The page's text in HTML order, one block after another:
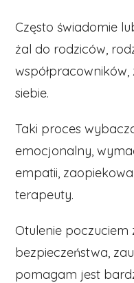
Często świadomie
żal do rodziców,
siebie.
Taki proces
emocjonalny,
empatii,
terapeuty.
Otulenie poczuciem
bezpieczeństwa,
pomagam jest